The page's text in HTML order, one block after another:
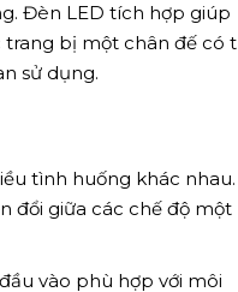
Đèn LED tích hợp giúp
bị một chân đế có
sử dụng.
tình huống khác nhau.
đổi giữa các chế độ một
vào phù hợp với môi